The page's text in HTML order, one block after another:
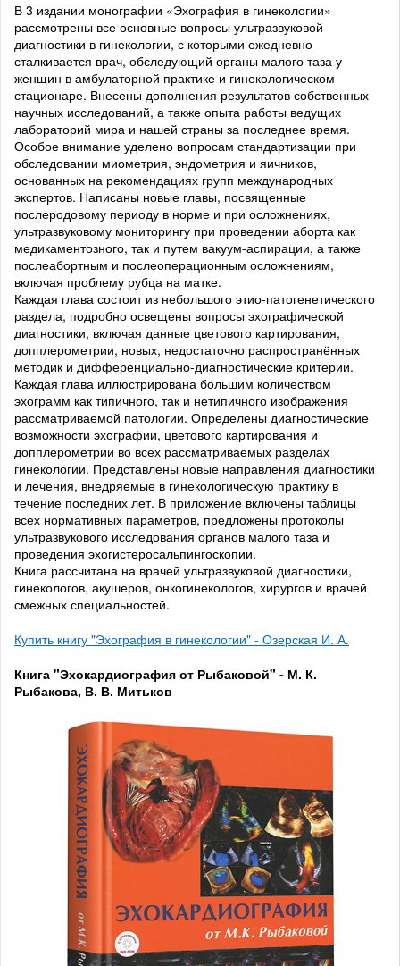
В 3 издании монографии «Эхография в гинекологии»
рассмотрены все основные вопросы ультразвуковой
диагностики в гинекологии, с которыми ежедневно
сталкивается врач, обследующий органы малого таза у
женщин в амбулаторной практике и гинекологическом
стационаре. Внесены дополнения результатов собственных
научных исследований, а также опыта работы ведущих
лабораторий мира и нашей страны за последнее время.
Особое внимание уделено вопросам стандартизации при
обследовании миометрия, эндометрия и яичников,
основанных на рекомендациях групп международных
экспертов. Написаны новые главы, посвященные
послеродовому периоду в норме и при осложнениях,
ультразвуковому мониторингу при проведении аборта как
медикаментозного, так и путем вакуум-аспирации, а также
послеабортным и послеоперационным осложнениям,
включая проблему рубца на матке.
Каждая глава состоит из небольшого этио-патогенетического
раздела, подробно освещены вопросы эхографической
диагностики, включая данные цветового картирования,
допплерометрии, новых, недостаточно распространённых
методик и дифференциально-диагностические критерии.
Каждая глава иллюстрирована большим количеством
эхограмм как типичного, так и нетипичного изображения
рассматриваемой патологии. Определены диагностические
возможности эхографии, цветового картирования и
допплерометрии во всех рассматриваемых разделах
гинекологии. Представлены новые направления диагностики
и лечения, внедряемые в гинекологическую практику в
течение последних лет. В приложение включены таблицы
всех нормативных параметров, предложены протоколы
ультразвукового исследования органов малого таза и
проведения эхогистеросальпингоскопии.
Книга рассчитана на врачей ультразвуковой диагностики,
гинекологов, акушеров, онкогинекологов, хирургов и врачей
смежных специальностей.
Купить книгу "Эхография в гинекологии" - Озерская И. А.
Книга "Эхокардиография от Рыбаковой" - М. К.
Рыбакова, В. В. Митьков